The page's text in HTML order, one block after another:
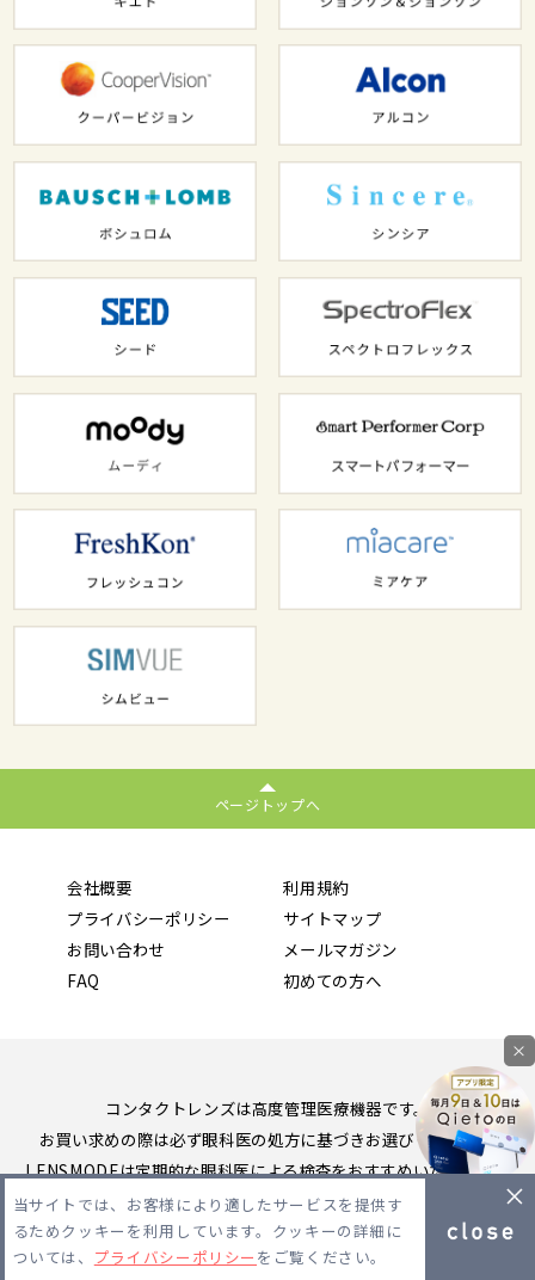
ページトップへ
会社概要
利用規約
プライバシーポリシー
サイトマップ
お問い合わせ
メールマガジン
FAQ
初めての方へ
コンタクトレンズは高度管理医療機器です。
お買い求めの際は必ず眼科医の処方に基づきお選びください。
LENSMODEは定期的な眼科医による検査をおすすめいたします。
Copyright 2026 LENSMODE PTE,LTD. All Rights Reserved.
当サイトでは、お客様により適したサービスを提供す
るためクッキーを利用しています。クッキーの詳細に
ついては、 プライバシーポリシー をご覧ください。
×